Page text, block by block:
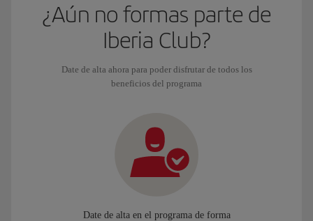
¿Aún no formas parte de
Iberia Club?
Date de alta ahora para poder disfrutar de todos los
beneficios del programa
Date de alta en el programa de forma